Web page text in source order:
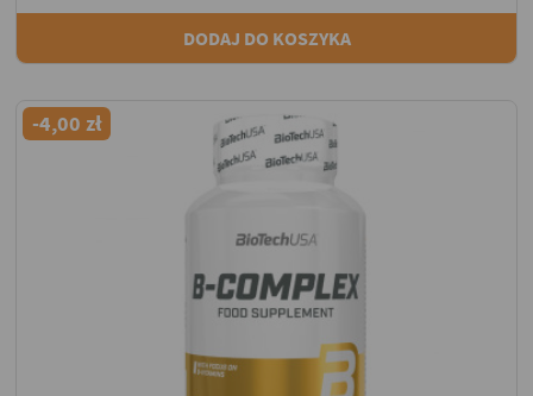
DODAJ DO KOSZYKA
-4,00 zł